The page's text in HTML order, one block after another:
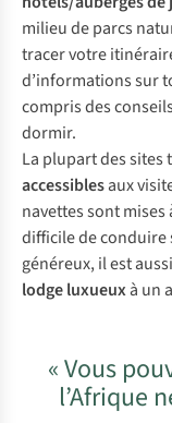
milieu de parcs
tracer votre
d’informations sur
compris des
dormir.
La plupart des
accessiblesaux
navettes sont
difficile de conduire
généreux, il est
lodge luxueuxà un
« Vous
l’Afrique